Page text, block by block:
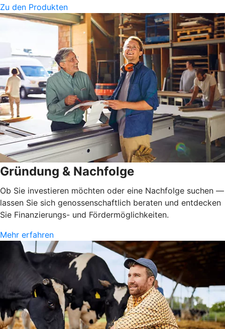
Zu den Produkten
Gründung & Nachfolge
Ob Sie investieren möchten oder eine Nachfolge suchen —
lassen Sie sich genossenschaftlich beraten und entdecken
Sie Finanzierungs- und Fördermöglichkeiten.
Mehr erfahren